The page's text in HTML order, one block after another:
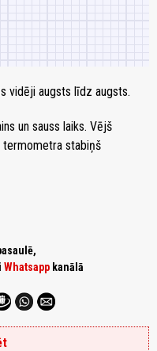
vidēji augsts līdz augsts.
un sauss laiks. Vējš
termometra stabiņš
Whatsapp kanālā